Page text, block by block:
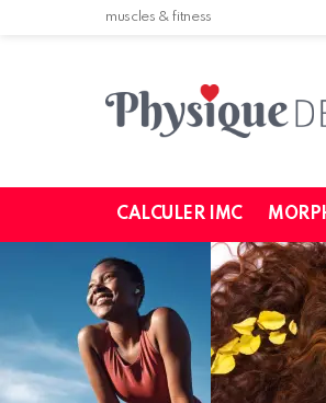
muscles & fitness
CALCULER IMC